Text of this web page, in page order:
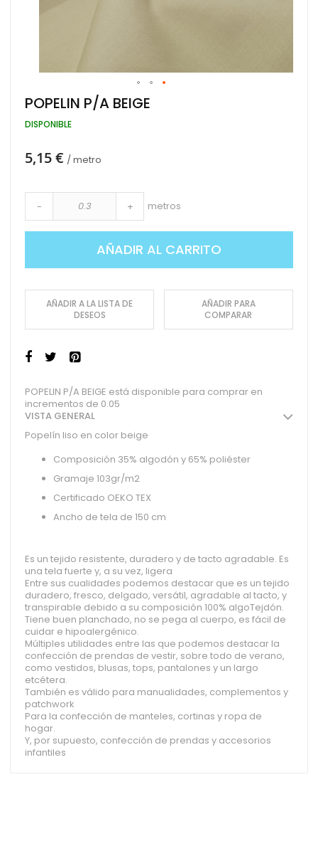
Saltar
al
comienzo
galería
POPELIN P/A BEIGE
DISPONIBLE
5,15 € / metro
- + metros
AÑADIR AL CARRITO
AÑADIR A LA LISTA DE
DESEOS
AÑADIR PARA
COMPARAR
POPELIN P/A BEIGE está disponible para comprar en
incrementos de 0.05
VISTA GENERAL
Popelín liso en color beige
Composición 35% algodón y 65% poliéster
Gramaje 103gr/m2
Certificado OEKO TEX
Ancho de tela de 150 cm
Es un tejido resistente, duradero y de tacto agradable. Es
una tela fuerte y, a su vez, ligera
Entre sus cualidades podemos destacar que es un tejido
duradero, fresco, delgado, versátil, agradable al tacto, y
transpirable debido a su composición 100% algoTejdón.
Tiene buen planchado, no se pega al cuerpo, es fácil de
cuidar e hipoalergénico.
Múltiples utilidades entre las que podemos destacar la
confección de prendas de vestir, sobre todo de verano,
como vestidos, blusas, tops, pantalones y un largo
etcétera.
También es válido para manualidades, complementos y
patchwork
Para la confección de manteles, cortinas y ropa de
hogar.
Y, por supuesto, confección de prendas y accesorios
infantiles